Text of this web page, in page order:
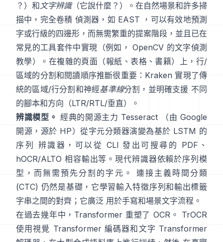
？）和文字辨識（它說什麼？）。在自然場景和許多掃
描中，完全卷積 偵測器，如 EAST ，可以有效地預測
字或行級的四邊形，而無需繁重的提案階段，並且已在
常見的工具套件中實現（例如， OpenCV 的文字偵測
教學）。在複雜的頁面（報紙、表格、書籍）上，行/
區域的分割和閱讀順序推斷很重要： Kraken 實現了傳
統的區域/行分割和神經基準線分割，並明確支援 不同
的腳本和方向（LTR/RTL/垂直）。
辨識模型。 經典的開源主力 Tesseract
（由 Google
開源，源於 HP）從字元分類器演變為基於 LSTM 的
序列 辨識器，可以從 CLI 發出可搜尋的 PDF、
hOCR/ALTO 相容輸出等。現代辨識器依賴於序列模
型，而無需預先分割的字元。
連接主義時間分類
(CTC) 仍然是基礎，它學習輸入特徵序列和輸出標籤
字串之間的對齊；它廣泛 用於手寫和場景文字流程。
在過去幾年中，Transformer 重塑了 OCR。 TrOCR
使用視覺 Transformer 編碼器和文字 Transformer